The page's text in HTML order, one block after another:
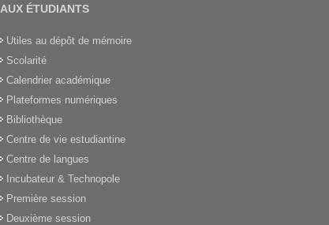
AUX ÉTUDIANTS
Utiles au dépôt de mémoire
Scolarité
Calendrier académique
Plateformes numériques
Bibliothèque
Centre de vie estudiantine
Centre de langues
Incubateur & Technopole
Première session
Deuxième session